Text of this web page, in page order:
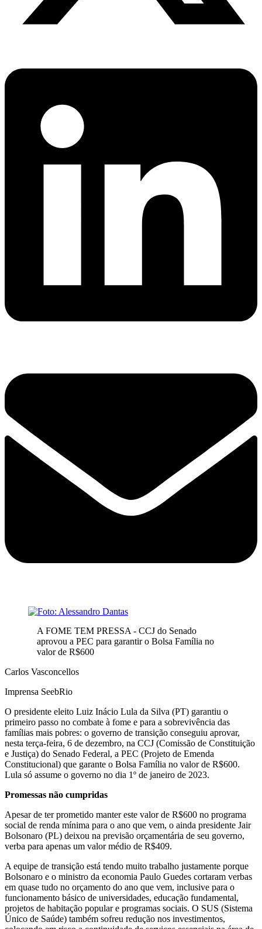
A FOME TEM PRESSA - CCJ do Senado
aprovou a PEC para garantir o Bolsa Família no
valor de R$600
Carlos Vasconcellos
Imprensa SeebRio
O presidente eleito Luiz Inácio Lula da Silva (PT) garantiu o
primeiro passo no combate à fome e para a sobrevivência das
famílias mais pobres: o governo de transição conseguiu aprovar,
nesta terça-feira, 6 de dezembro, na CCJ (Comissão de Constituição
e Justiça) do Senado Federal, a PEC (Projeto de Emenda
Constitucional) que garante o Bolsa Família no valor de R$600.
Lula só assume o governo no dia 1º de janeiro de 2023.
Promessas não cumpridas
Apesar de ter prometido manter este valor de R$600 no programa
social de renda mínima para o ano que vem, o ainda presidente Jair
Bolsonaro (PL) deixou na previsão orçamentária de seu governo,
verba para apenas um valor médio de R$409.
A equipe de transição está tendo muito trabalho justamente porque
Bolsonaro e o ministro da economia Paulo Guedes cortaram verbas
em quase tudo no orçamento do ano que vem, inclusive para o
funcionamento básico de universidades, educação fundamental,
projetos de habitação popular e programas sociais. O SUS (Sistema
Único de Saúde) também sofreu redução nos investimentos,